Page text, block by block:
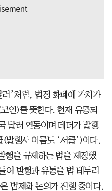
’처럼, 법정 화폐에 가치가
인)를 뜻한다. 현재 유통되
달러 연동이며 테더가 발행
발행사 이름도 ‘서클’)이다.
행을 규제하는 법을 제정했
어 발행과 유통을 법 테두리
법제화 논의가 진행 중이다.